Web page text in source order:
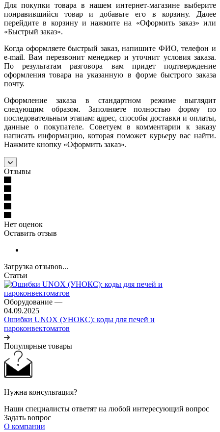
Для покупки товара в нашем интернет-магазине выберите
понравившийся товар и добавьте его в корзину. Далее
перейдите в корзину и нажмите на «Оформить заказ» или
«Быстрый заказ».
Когда оформляете быстрый заказ, напишите ФИО, телефон и
e-mail. Вам перезвонит менеджер и уточнит условия заказа.
По результатам разговора вам придет подтверждение
оформления товара на указанную в форме быстрого заказа
почту.
Оформление заказа в стандартном режиме выглядит
следующим образом. Заполняете полностью форму по
последовательным этапам: адрес, способы доставки и оплаты,
данные о покупателе. Советуем в комментарии к заказу
написать информацию, которая поможет курьеру вас найти.
Нажмите кнопку «Оформить заказ».
Отзывы
Нет оценок
Оставить отзыв
Загрузка отзывов...
Статьи
Оборудование —
04.09.2025
Ошибки UNOX (УНОКС): коды для печей и
пароконвектоматов
Популярные товары
Нужна консультация?
Наши специалисты ответят на любой интересующий вопрос
Задать вопрос
О компании